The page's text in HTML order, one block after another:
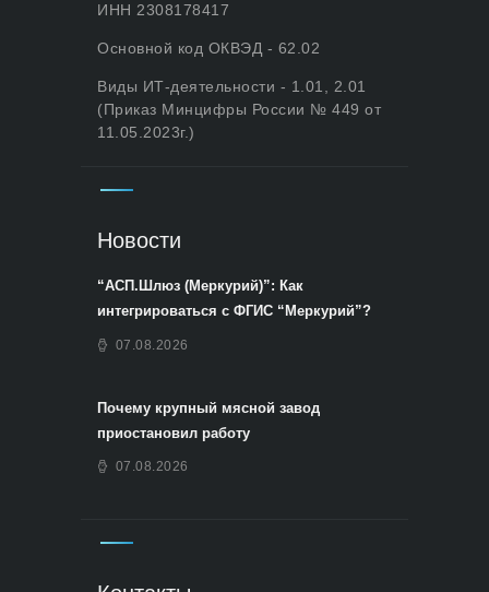
ИНН 2308178417
Основной код ОКВЭД - 62.02
Виды ИТ-деятельности - 1.01, 2.01
(Приказ Минцифры России № 449 от
11.05.2023г.)
Новости
“АСП.Шлюз (Меркурий)”: Как
интегрироваться с ФГИС “Меркурий”?
07.08.2026
Почему крупный мясной завод
приостановил работу
07.08.2026